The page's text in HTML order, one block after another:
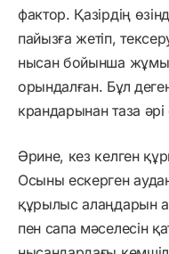
фактор. Қазірдің
пайызға жетіп,
нысан бойынша
орындалған. Бұл
крандарынан таза
Әрине, кез келген
Осыны ескерген
құрылыс алаңдарын
пен сапа мәселесін